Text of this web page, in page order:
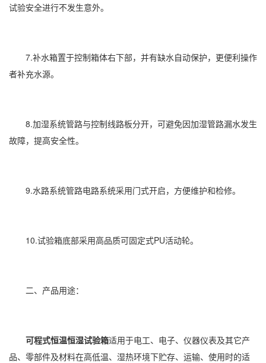
试验安全进行不发生意外。
7.补水箱置于控制箱体右下部，并有缺水自动保护，更便利操作
者补充水源。
8.加湿系统管路与控制线路板分开，可避免因加湿管路漏水发生
故障，提高安全性。
9.水路系统管路电路系统采用门式开启，方便维护和检修。
10.试验箱底部采用高品质可固定式PU活动轮。
二、产品用途：
可程式恒温恒湿试验箱适用于电工、电子、仪器仪表及其它产
品、零部件及材料在高低温、湿热环境下贮存、运输、使用时的适